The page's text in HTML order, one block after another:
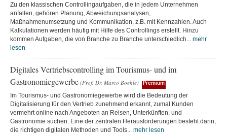
Zu den klassischen Controllingaufgaben, die in jedem Unternehmen
anfallen, gehören Planung, Abweichungsanalysen,
Maßnahmenumsetzung und Kommunikation, z.B. mit Kennzahlen. Auch
Kalkulationen werden häufig mit Hilfe des Controllings erstellt. Hinzu
kommen Aufgaben, die von Branche zu Branche unterschiedlich... mehr
lesen
Digitales Vertriebscontrolling im Tourismus- und im
Gastronomiegewerbe (Prof. Dr. Marco Boehle) Premium
Im Tourismus- und Gastronomiegewerbe wird die Bedeutung der
Digitalisierung für den Vertrieb zunehmend erkannt, zumal Kunden
vermehrt online nach Angeboten an Reisen, Unterkünften, und
Gastronomie suchen. Eine der zentralen Herausforderungen besteht darin,
die richtigen digitalen Methoden und Tools... mehr lesen